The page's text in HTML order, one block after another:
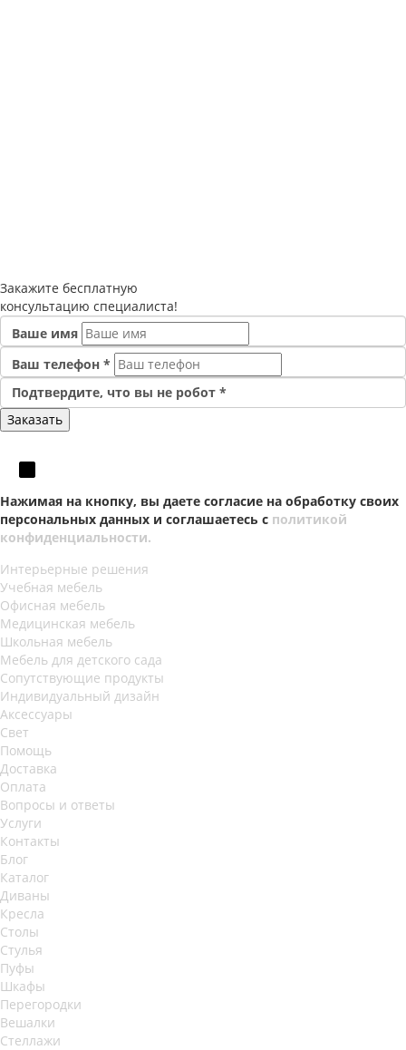
Закажите бесплатную
консультацию специалиста!
Ваше имя
Ваш телефон *
Подтвердите, что вы не робот *
Нажимая на кнопку, вы даете согласие на обработку своих
персональных данных и соглашаетесь с политикой
конфиденциальности.
Интерьерные решения
Учебная мебель
Офисная мебель
Медицинская мебель
Школьная мебель
Мебель для детского сада
Сопутствующие продукты
Индивидуальный дизайн
Аксессуары
Свет
Помощь
Доставка
Оплата
Вопросы и ответы
Услуги
Контакты
Блог
Каталог
Диваны
Кресла
Столы
Стулья
Пуфы
Шкафы
Перегородки
Вешалки
Стеллажи